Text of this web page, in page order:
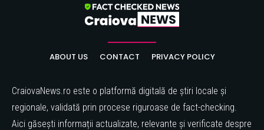
ABOUT US CONTACT PRIVACY POLICY
CraiovaNews.ro este o platformă digitală de știri locale și
regionale, validată prin procese riguroase de fact-checking.
Aici găsești informații actualizate, relevante și verificate despre